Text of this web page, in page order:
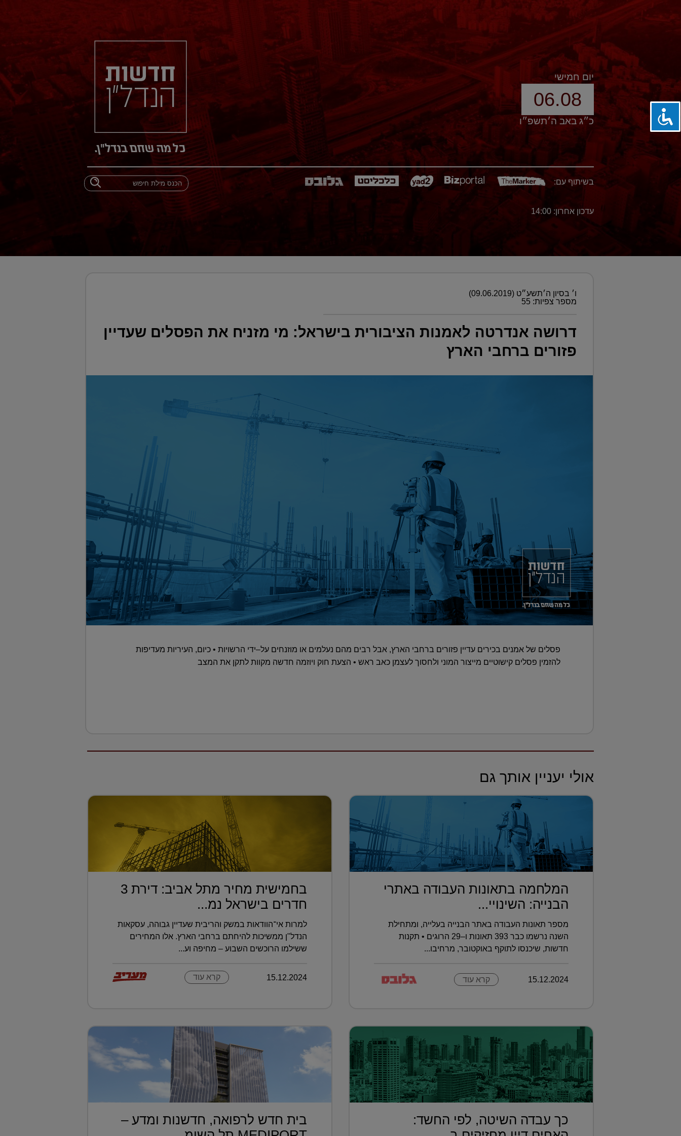
יום חמישי
06.08
כ״ג באב ה׳תשפ״ו
בשיתוף עם:
עדכון אחרון: 14:00
ו׳ בסיון ה׳תשע״ט (09.06.2019)
מספר צפיות: 55
דרושה אנדרטה לאמנות הציבורית בישראל: מי מזניח את הפסלים שעדיין
פזורים ברחבי הארץ
פסלים של אמנים בכירים עדיין פזורים ברחבי הארץ, אבל רבים מהם נעלמים או מוזנחים על–ידי הרשויות • כיום, העיריות מעדיפות
להזמין פסלים קישוטיים מייצור המוני ולחסוך לעצמן כאב ראש • הצעת חוק ויוזמה חדשה מקוות לתקן את המצב
אולי יעניין אותך גם
המלחמה בתאונות העבודה באתרי
הבנייה: השינויי...
מספר תאונות העבודה באתר הבנייה בעלייה, ומתחילת
השנה נרשמו כבר 393 תאונות ו–29 הרוגים • תקנות
חדשות, שיכנסו לתוקף באוקטובר, מרחיבו...
15.12.2024 קרא עוד
בחמישית מחיר מתל אביב: דירת 3
חדרים בישראל נמ...
למרות אי־הוודאות במשק והריבית שעדיין גבוהה, עסקאות
הנדל"ן ממשיכות להיחתם ברחבי הארץ. אלו המחירים
ששילמו הרוכשים השבוע – מחיפה וע...
15.12.2024 קרא עוד
כך עבדה השיטה, לפי החשד:
בית חדש לרפואה, חדשנות ומדע –